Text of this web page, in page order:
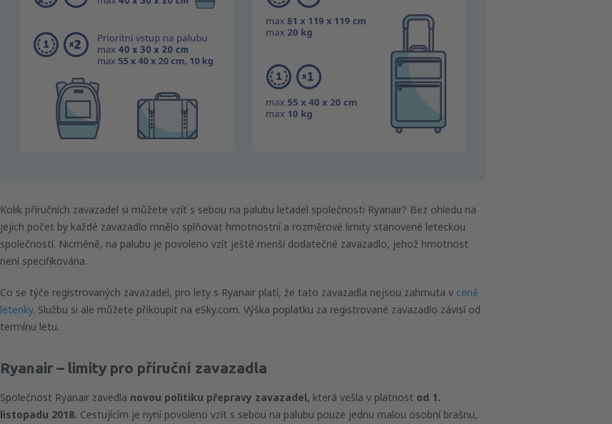
Kolik příručních zavazadel si můžete vzít s sebou na palubu letadel společnosti Ryanair? Bez ohledu na
jejich počet by každé zavazadlo mnělo splňovat hmotnostní a rozměrové limity stanovené leteckou
společností. Nicméně, na palubu je povoleno vzít ještě menší dodatečné zavazadlo, jehož hmotnost
není specifikována.
Co se týče registrovaných zavazadel, pro lety s Ryanair platí, že tato zavazadla nejsou zahrnuta v ceně
letenky. Službu si ale můžete přikoupit na eSky.com. Výška poplatku za registrované zavazadlo závisí od
termínu letu.
Ryanair – limity pro příruční zavazadla
Společnost Ryanair zavedla novou politiku přepravy zavazadel, která vešla v platnost od 1.
listopadu 2018. Cestujícím je nyní povoleno vzít s sebou na palubu pouze jednu malou osobní brašnu,